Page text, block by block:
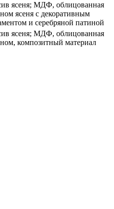
ясеня; МДФ, облицованная
ясеня с декоративным
и серебряной патиной
ясеня; МДФ, облицованная
композитный материал